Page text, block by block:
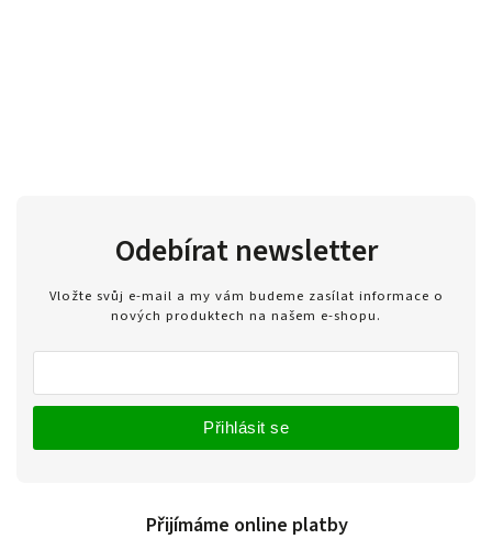
Odebírat newsletter
Vložte svůj e-mail a my vám budeme zasílat informace o
nových produktech na našem e-shopu.
Přihlásit se
Přijímáme online platby